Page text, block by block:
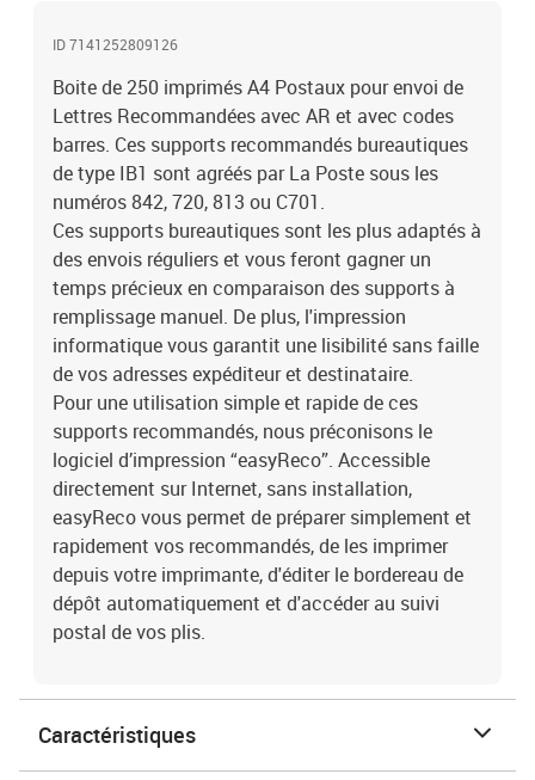
ID 7141252809126
Boite de 250 imprimés A4 Postaux pour envoi de
Lettres Recommandées avec AR et avec codes
barres. Ces supports recommandés bureautiques
de type IB1 sont agréés par La Poste sous les
numéros 842, 720, 813 ou C701.
Ces supports bureautiques sont les plus adaptés à
des envois réguliers et vous feront gagner un
temps précieux en comparaison des supports à
remplissage manuel. De plus, l'impression
informatique vous garantit une lisibilité sans faille
de vos adresses expéditeur et destinataire.
Pour une utilisation simple et rapide de ces
supports recommandés, nous préconisons le
logiciel d’impression “easyReco”. Accessible
directement sur Internet, sans installation,
easyReco vous permet de préparer simplement et
rapidement vos recommandés, de les imprimer
depuis votre imprimante, d'éditer le bordereau de
dépôt automatiquement et d'accéder au suivi
postal de vos plis.
Caractéristiques